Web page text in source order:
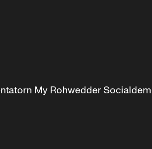
My Rohwedder